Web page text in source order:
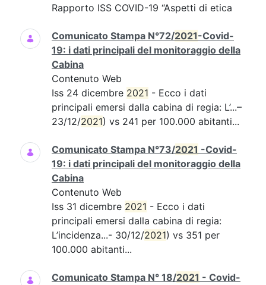
Rapporto ISS COVID-19 “Aspetti di etica
Comunicato Stampa N°72/2021-Covid-
19: i dati principali del monitoraggio della
Cabina
Contenuto Web
Iss 24 dicembre 2021 - Ecco i dati
principali emersi dalla cabina di regia: L’...–
23/12/2021) vs 241 per 100.000 abitanti...
Comunicato Stampa N°73/2021 -Covid-
19: i dati principali del monitoraggio della
Cabina
Contenuto Web
Iss 31 dicembre 2021 - Ecco i dati
principali emersi dalla cabina di regia:
L’incidenza...- 30/12/2021) vs 351 per
100.000 abitanti...
Comunicato Stampa N° 18/2021 - Covid-